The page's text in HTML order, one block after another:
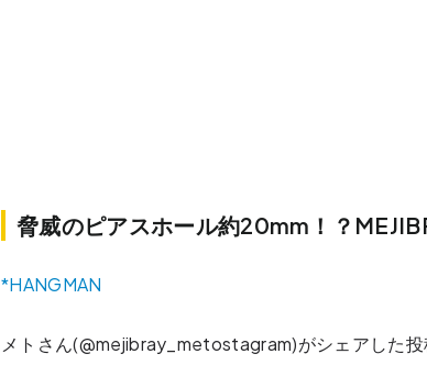
脅威のピアスホール約20mm！？
*HANGMAN
メトさん(@mejibray_metostagram)がシェアした投